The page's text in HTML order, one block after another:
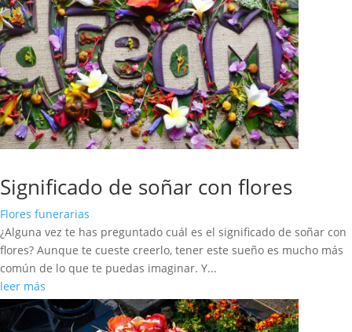
Significado de soñar con flores
Flores funerarias
¿Alguna vez te has preguntado cuál es el significado de soñar con
flores? Aunque te cueste creerlo, tener este sueño es mucho más
común de lo que te puedas imaginar. Y...
leer más